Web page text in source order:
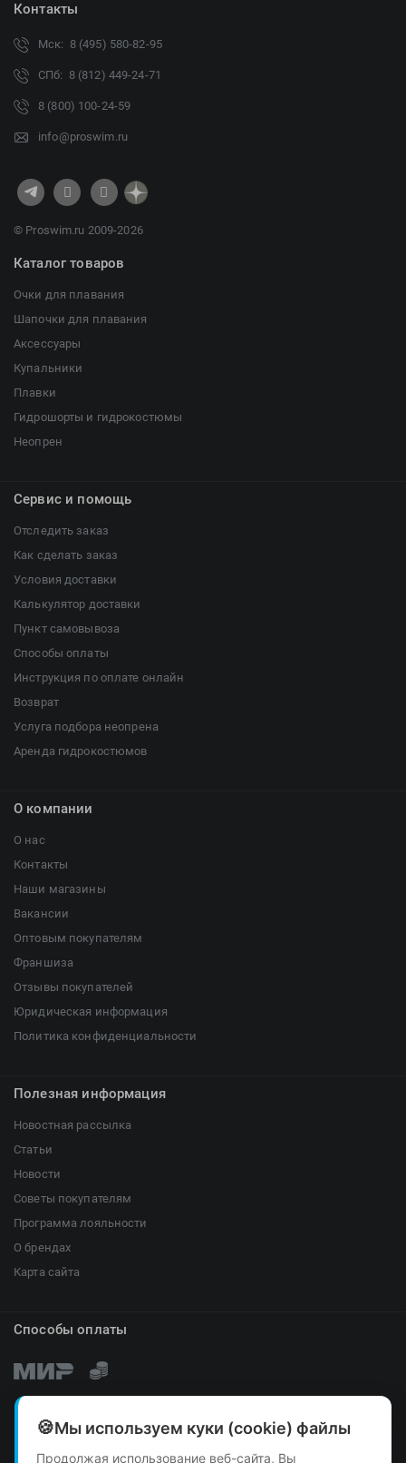
Контакты
Мск: 8 (495) 580-82-95
СПб: 8 (812) 449-24-71
8 (800) 100-24-59
info@proswim.ru
© Proswim.ru 2009-2026
Каталог товаров
Очки для плавания
Шапочки для плавания
Аксессуары
Купальники
Плавки
Гидрошорты и гидрокостюмы
Неопрен
Сервис и помощь
Отследить заказ
Как сделать заказ
Условия доставки
Калькулятор доставки
Пункт самовывоза
Способы оплаты
Инструкция по оплате онлайн
Возврат
Услуга подбора неопрена
Аренда гидрокостюмов
О компании
О нас
Контакты
Наши магазины
Вакансии
Оптовым покупателям
Франшиза
Отзывы покупателей
Юридическая информация
Политика конфиденциальности
Полезная информация
Новостная рассылка
Статьи
Новости
Советы покупателям
Программа лояльности
О брендах
Карта сайта
Способы оплаты
Мы используем куки (cookie) файлы
Продолжая использование веб-сайта, Вы